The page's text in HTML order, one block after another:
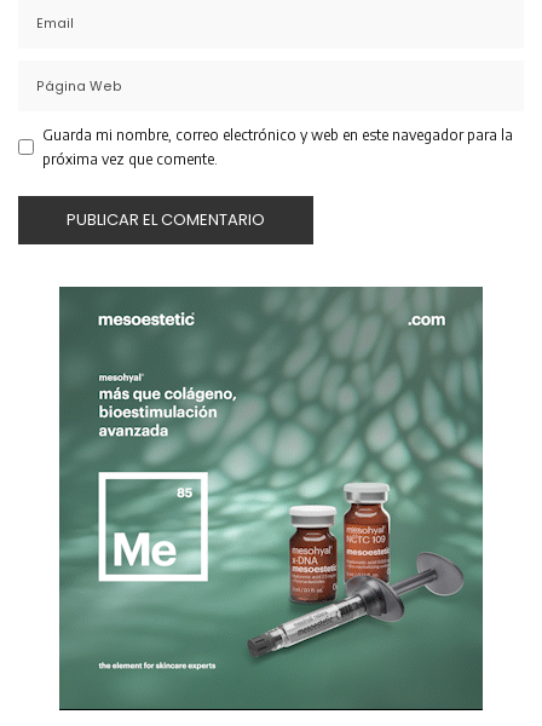
Guarda mi nombre, correo electrónico y web en este navegador para la
próxima vez que comente.